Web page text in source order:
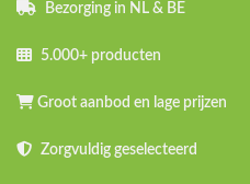
Bezorging in NL & BE
5.000+ producten
Groot aanbod en lage prijzen
Zorgvuldig geselecteerd